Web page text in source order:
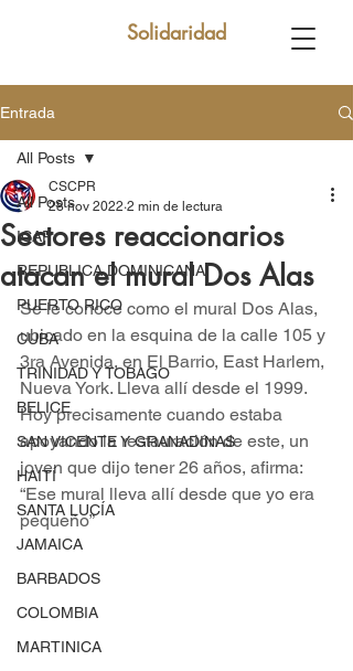
Solidaridad
Entrada
All Posts
ICAP
REPUBLICA DOMINICANA
PUERTO RICO
CUBA
TRINIDAD Y TOBAGO
BELICE
SAN VICENTE Y GRANADINAS
HAITÍ
SANTA LUCÍA
JAMAICA
BARBADOS
COLOMBIA
MARTINICA
All Posts
Sectores reaccionarios
atacan el mural Dos Alas
CSCPR
28 nov 2022 2 min de lectura
Se le conoce como el mural Dos Alas,
ubicado en la esquina de la calle 105 y
3ra Avenida, en El Barrio, East Harlem,
Nueva York. Lleva allí desde el 1999.
Hoy precisamente cuando estaba
apoyando la restauración de este, un
joven que dijo tener 26 años, afirma:
“Ese mural lleva allí desde que yo era
pequeño”